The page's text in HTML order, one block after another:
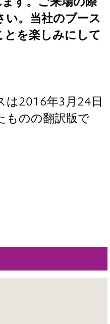
い。当社のブース
を楽しみにして
は2016年3月24日
ものの翻訳版で